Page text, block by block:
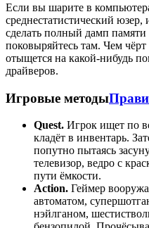
Если вы шарите в
среднестатистический юзер,
сделать полный дамп памяти
поковыряйтесь там. Чем
отыщется на какой-нибудь
драйверов.
Игровые методы
Quest. Игрок ищет по
кладёт в инвентарь.
попутно пытаясь
телевизоp, ведpо с
пути ёмкости.
Action. Геймер
автоматом,
нэйлганом,